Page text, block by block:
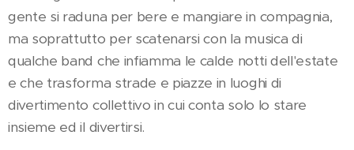
gente si raduna per bere e mangiare in compagnia,
ma soprattutto per scatenarsi con la musica di
qualche band che infiamma le calde notti dell'estate
e che trasforma strade e piazze in luoghi di
divertimento collettivo in cui conta solo lo stare
insieme ed il divertirsi.